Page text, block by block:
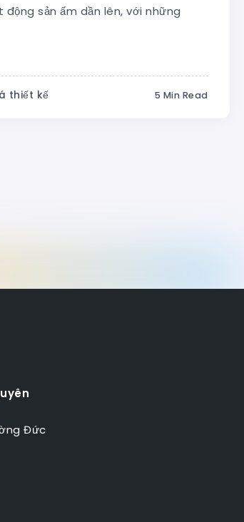
động sản ấm dần lên, với những
thiết kế 5 Min Read
Đức